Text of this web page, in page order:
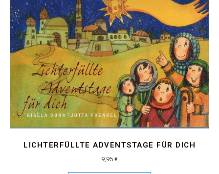
LICHTERFÜLLTE ADVENTSTAGE FÜR DICH
9,95 €